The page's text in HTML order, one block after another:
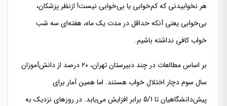
هر نخوابیدنی که کم‌خوابی یا بی‌خوابی نیست! ازنظر پزشکان،
بی‌خوابی یعنی آنکه حداقل در مدت یک ماه، هفته‌ای سه شب
خواب کافی نداشته باشیم.
بر اساس مطالعات در چند دبیرستان تهران، ۲۰ درصد از دانش‌آموزان
سال سوم دچار اختلال خواب هستند. اما همین آمار برای
پیش‌دانشگاهیان تا 5/1 برابر افزایش می‌یابد. در روزهای نزدیک به